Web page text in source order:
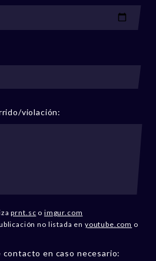
violación:
prnt.sc o imgur.com
no listada en youtube.com o
en caso necesario: